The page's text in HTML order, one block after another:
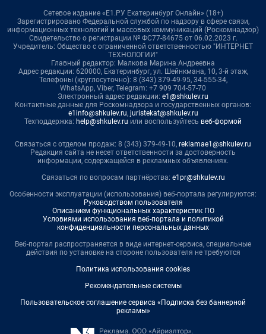
Сетевое издание «Е1.РУ Екатеринбург Онлайн» (18+)
Зарегистрировано Федеральной службой по надзору в сфере связи,
информационных технологий и массовых коммуникаций (Роскомнадзор)
Свидетельство о регистрации № ФС77-84675 от 06.02.2023 г.
Учредитель: Общество с ограниченной ответственностью "ИНТЕРНЕТ
ТЕХНОЛОГИИ"
Главный редактор: Малкова Марина Андреевна
Адрес редакции: 620000, Екатеринбург, ул. Шейнкмана, 10, 3-й этаж,
Телефоны (круглосуточно): 8 (343) 379-49-95, 34-555-34,
WhatsApp, Viber, Telegram: +7 909 704-57-70
Электронный адрес редакции: e1@shkulev.ru
Контактные данные для Роскомнадзора и государственных органов:
e1info@shkulev.ru, juristekat@shkulev.ru
Техподдержка: help@shkulev.ru или воспользуйтесь веб-формой
Связаться с отделом продаж: 8 (343) 379-49-10, reklamae1@shkulev.ru
Редакция сайта не несет ответственности за достоверность
информации, содержащейся в рекламных объявлениях.
Связаться по вопросам партнёрства: e1pr@shkulev.ru
Особенности эксплуатации (использования) веб-портала регулируются:
Руководством пользователя
Описанием функциональных характеристик ПО
Условиями использования веб-портала и политикой
конфиденциальности персональных данных
Веб-портал распространяется в виде интернет-сервиса, специальные
действия по установке на стороне пользователя не требуются
Политика использования cookies
Рекомендательные системы
Пользовательское соглашение сервиса «Подписка без баннерной
рекламы»